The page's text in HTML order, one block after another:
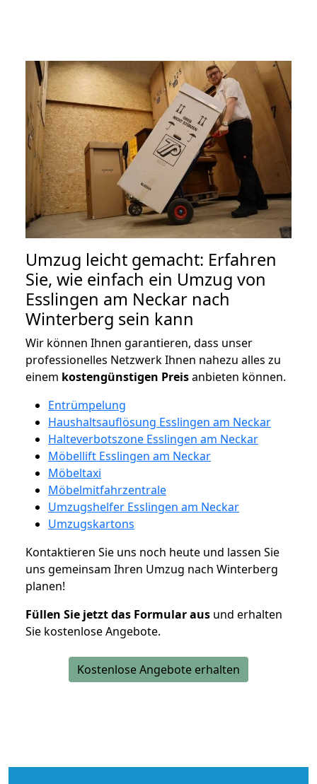
Umzug leicht gemacht: Erfahren
Sie, wie einfach ein Umzug von
Esslingen am Neckar nach
Winterberg sein kann
Wir können Ihnen garantieren, dass unser
professionelles Netzwerk Ihnen nahezu alles zu
einem kostengünstigen Preisanbieten können.
Entrümpelung
Haushaltsauflösung Esslingen am Neckar
Halteverbotszone Esslingen am Neckar
Möbellift Esslingen am Neckar
Möbeltaxi
Möbelmitfahrzentrale
Umzugshelfer Esslingen am Neckar
Umzugskartons
Kontaktieren Sie uns noch heute und lassen Sie
uns gemeinsam Ihren Umzug nach Winterberg
planen!
Füllen Sie jetzt das Formular aus und erhalten
Sie kostenlose Angebote.
Kostenlose Angebote erhalten